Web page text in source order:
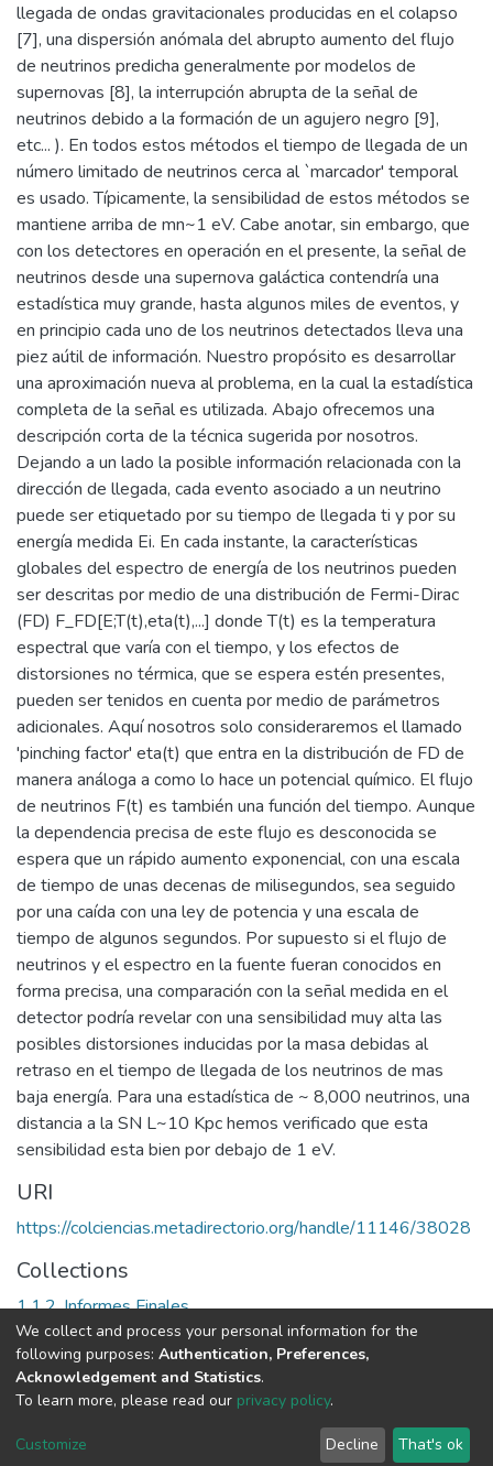
llegada de ondas gravitacionales producidas en el colapso
[7], una dispersión anómala del abrupto aumento del flujo
de neutrinos predicha generalmente por modelos de
supernovas [8], la interrupción abrupta de la señal de
neutrinos debido a la formación de un agujero negro [9],
etc... ). En todos estos métodos el tiempo de llegada de un
número limitado de neutrinos cerca al `marcador' temporal
es usado. Típicamente, la sensibilidad de estos métodos se
mantiene arriba de mn~1 eV. Cabe anotar, sin embargo, que
con los detectores en operación en el presente, la señal de
neutrinos desde una supernova galáctica contendría una
estadística muy grande, hasta algunos miles de eventos, y
en principio cada uno de los neutrinos detectados lleva una
piez aútil de información. Nuestro propósito es desarrollar
una aproximación nueva al problema, en la cual la estadística
completa de la señal es utilizada. Abajo ofrecemos una
descripción corta de la técnica sugerida por nosotros.
Dejando a un lado la posible información relacionada con la
dirección de llegada, cada evento asociado a un neutrino
puede ser etiquetado por su tiempo de llegada ti y por su
energía medida Ei. En cada instante, la características
globales del espectro de energía de los neutrinos pueden
ser descritas por medio de una distribución de Fermi-Dirac
(FD) F_FD[E;T(t),eta(t),...] donde T(t) es la temperatura
espectral que varía con el tiempo, y los efectos de
distorsiones no térmica, que se espera estén presentes,
pueden ser tenidos en cuenta por medio de parámetros
adicionales. Aquí nosotros solo consideraremos el llamado
'pinching factor' eta(t) que entra en la distribución de FD de
manera análoga a como lo hace un potencial químico. El flujo
de neutrinos F(t) es también una función del tiempo. Aunque
la dependencia precisa de este flujo es desconocida se
espera que un rápido aumento exponencial, con una escala
de tiempo de unas decenas de milisegundos, sea seguido
por una caída con una ley de potencia y una escala de
tiempo de algunos segundos. Por supuesto si el flujo de
neutrinos y el espectro en la fuente fueran conocidos en
forma precisa, una comparación con la señal medida en el
detector podría revelar con una sensibilidad muy alta las
posibles distorsiones inducidas por la masa debidas al
retraso en el tiempo de llegada de los neutrinos de mas
baja energía. Para una estadística de ~ 8,000 neutrinos, una
distancia a la SN L~10 Kpc hemos verificado que esta
sensibilidad esta bien por debajo de 1 eV.
URI
https://colciencias.metadirectorio.org/handle/11146/38028
Collections
1.1.2. Informes Finales
Full item page
DSpace software copyright © 2002-2026
Cookie
End User
Send
We collect and process your personal information for the
following purposes: Authentication, Preferences,
Acknowledgement and Statistics.
To learn more, please read our privacy policy.
Customize Decline That's ok